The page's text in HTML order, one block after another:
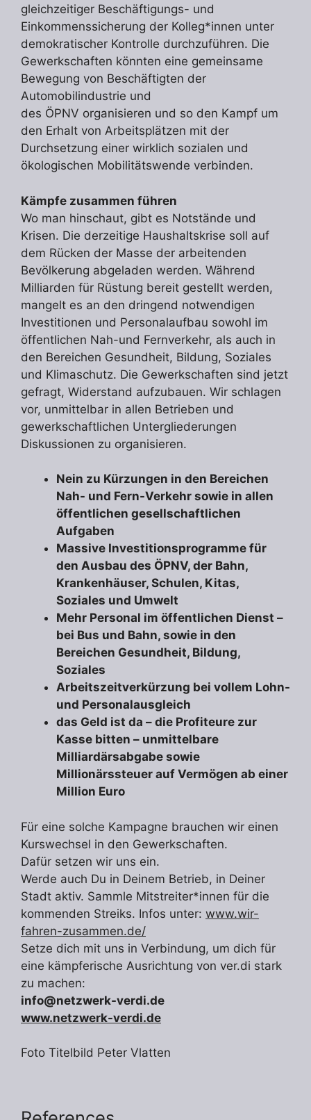
gleichzeitiger Beschäftigungs- und
Einkommenssicherung der Kolleg*innen unter
demokratischer Kontrolle durchzuführen. Die
Gewerkschaften könnten eine gemeinsame
Bewegung von Beschäftigten der
Automobilindustrie und
des ÖPNV organisieren und so den Kampf um
den Erhalt von Arbeitsplätzen mit der
Durchsetzung einer wirklich sozialen und
ökologischen Mobilitätswende verbinden.
Kämpfe zusammen führen
Wo man hinschaut, gibt es Notstände und
Krisen. Die derzeitige Haushaltskrise soll auf
dem Rücken der Masse der arbeitenden
Bevölkerung abgeladen werden. Während
Milliarden für Rüstung bereit gestellt werden,
mangelt es an den dringend notwendigen
Investitionen und Personalaufbau sowohl im
öffentlichen Nah-und Fernverkehr, als auch in
den Bereichen Gesundheit, Bildung, Soziales
und Klimaschutz. Die Gewerkschaften sind jetzt
gefragt, Widerstand aufzubauen. Wir schlagen
vor, unmittelbar in allen Betrieben und
gewerkschaftlichen Untergliederungen
Diskussionen zu organisieren.
Nein zu Kürzungen in den Bereichen
Nah- und Fern-Verkehr sowie in allen
öffentlichen gesellschaftlichen
Aufgaben
Massive Investitionsprogramme für
den Ausbau des ÖPNV, der Bahn,
Krankenhäuser, Schulen, Kitas,
Soziales und Umwelt
Mehr Personal im öffentlichen Dienst –
bei Bus und Bahn, sowie in den
Bereichen Gesundheit, Bildung,
Soziales
Arbeitszeitverkürzung bei vollem Lohn-
und Personalausgleich
das Geld ist da – die Profiteure zur
Kasse bitten – unmittelbare
Milliardärsabgabe sowie
Millionärssteuer auf Vermögen ab einer
Million Euro
Für eine solche Kampagne brauchen wir einen
Kurswechsel in den Gewerkschaften.
Dafür setzen wir uns ein.
Werde auch Du in Deinem Betrieb, in Deiner
Stadt aktiv. Sammle Mitstreiter*innen für die
kommenden Streiks. Infos unter: www.wir-
fahren-zusammen.de/
Setze dich mit uns in Verbindung, um dich für
eine kämpferische Ausrichtung von ver.di stark
zu machen:
info@netzwerk-verdi.de
www.netzwerk-verdi.de
Foto Titelbild Peter Vlatten